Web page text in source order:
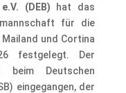
(DEB) hat das
für die
und Cortina
festgelegt. Der
beim Deutschen
eingegangen, der